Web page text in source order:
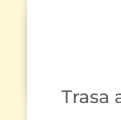
Trasa